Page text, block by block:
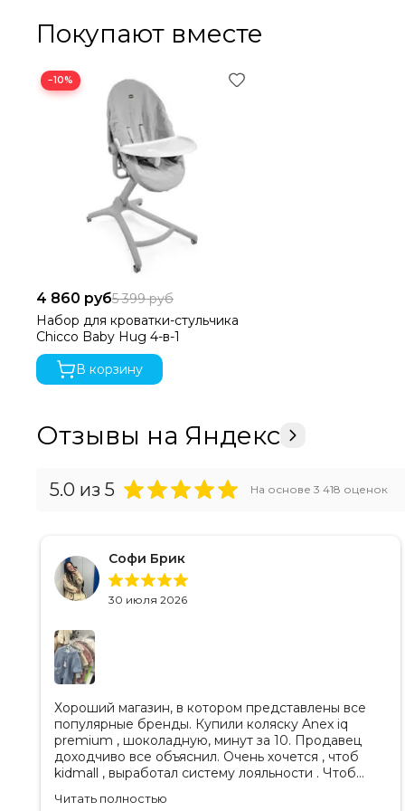
Покупают вместе
−10%
4 860 руб5 399 руб
Набор для кроватки-стульчика
Chicco Baby Hug 4-в-1
В корзину
Отзывы на Яндекс
5.0 из 5 На основе 3 418 оценок
Софи Брик
30 июля 2026
Хороший магазин, в котором представлены все
популярные бренды. Купили коляску Anex iq
premium , шоколадную, минут за 10. Продавец
доходчиво все объяснил. Очень хочется , чтоб
kidmall , выработал систему лояльности . Чтоб
Читать полностью